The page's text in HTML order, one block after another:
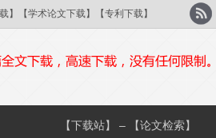
】【学术论文下载】【专利下载】
【下载站】 – 【论文检索】